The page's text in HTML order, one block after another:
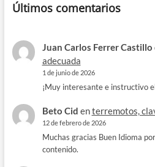
Últimos comentarios
Juan Carlos Ferrer Castillo
adecuada
1 de junio de 2026
¡Muy interesante e instructivo
Beto Cid enterremotos,
12 de febrero de 2026
Muchas gracias Buen Idioma
contenido.